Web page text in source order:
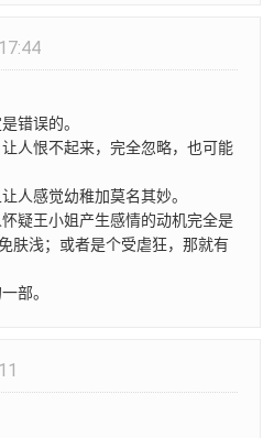
错误的。
人恨不起来，完全忽略，也可能
人感觉幼稚加莫名其妙。
疑王小姐产生感情的动机完全是
肤浅；或者是个受虐狂，那就有
部。